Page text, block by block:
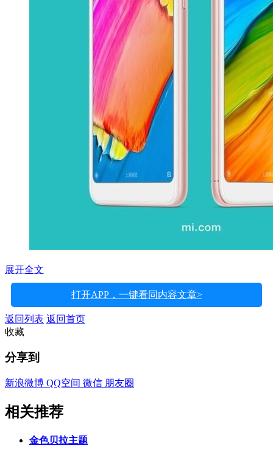
展开全文
打开APP，一键看同内容文章>
返回列表 返回首页
收藏
分享到
新浪微博 QQ空间 微信 朋友圈
相关推荐
金色贝拉主题